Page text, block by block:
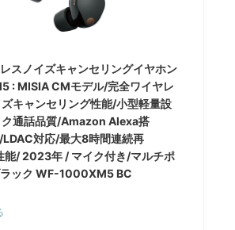
スノイズキャンセリングイヤホン
: MISIA CMモデル/完全ワイヤレ
キャンセリング性能/小型軽量設
通話品質/Amazon Alexa搭
対応/最大8時間連続再
能/ 2023年 / マイク付き/マルチポ
ラック WF-1000XM5 BC